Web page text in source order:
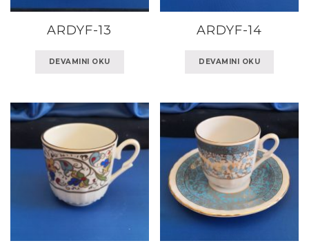
ARDYF-13
DEVAMINI OKU
ARDYF-14
DEVAMINI OKU